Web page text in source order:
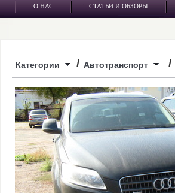
О НАС СТАТЬИ И ОБЗОРЫ
Категории / Автотранспорт /